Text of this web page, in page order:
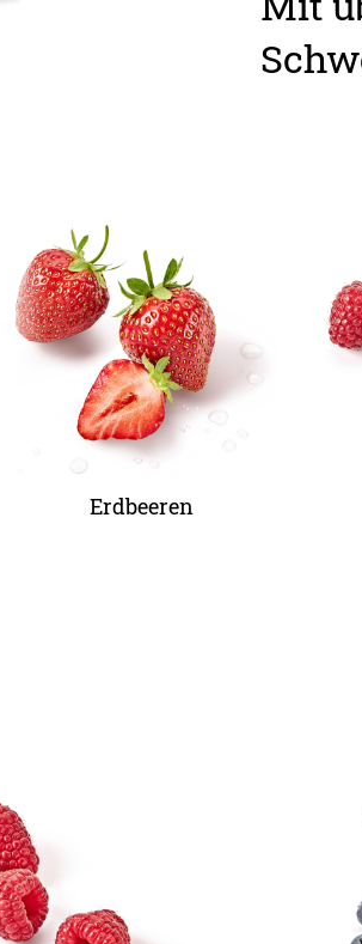
Erdbeeren